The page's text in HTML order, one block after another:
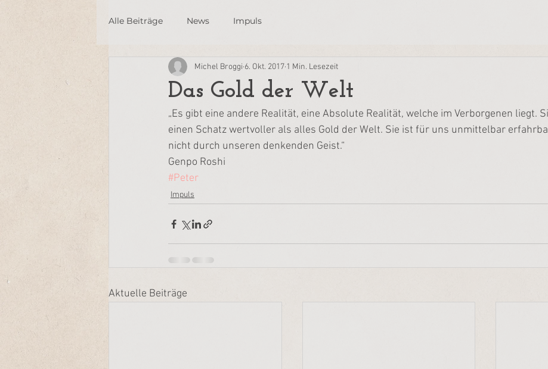
Alle Beiträge News Impuls
Das Gold der Welt
Michel Broggi 6. Okt. 2017 1 Min. Lesezeit
„Es gibt eine andere Realität, eine Absolute Realität, welche im Verborgenen liegt.
einen Schatz wertvoller als alles Gold der Welt. Sie ist für uns unmittelbar
nicht durch unseren denkenden Geist.“
Genpo Roshi
#Peter
Impuls
Aktuelle Beiträge